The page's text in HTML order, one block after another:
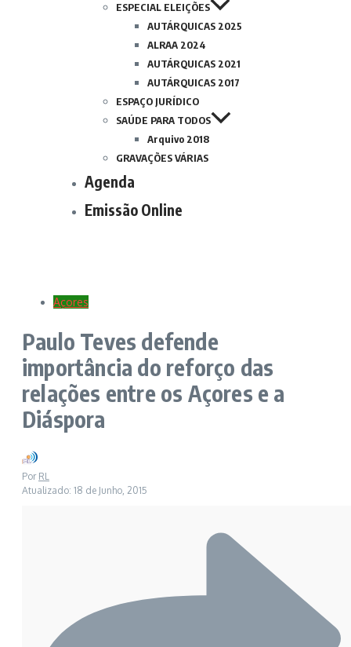
ESPECIAL ELEIÇÕES
AUTÁRQUICAS 2025
ALRAA 2024
AUTÁRQUICAS 2021
AUTÁRQUICAS 2017
ESPAÇO JURÍDICO
SAÚDE PARA TODOS
Arquivo 2018
GRAVAÇÕES VÁRIAS
Agenda
Emissão Online
Açores
Paulo Teves defende
importância do reforço das
relações entre os Açores e a
Diáspora
Por RL
Atualizado: 18 de Junho, 2015